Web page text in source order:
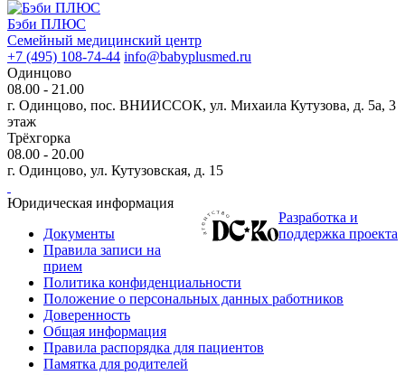
Бэби ПЛЮС
Семейный медицинский центр
+7 (495) 108-74-44 info@babyplusmed.ru
Одинцово
08.00 - 21.00
г. Одинцово, пос. ВНИИССОК, ул. Михаила Кутузова, д. 5а, 3
этаж
Трёхгорка
08.00 - 20.00
г. Одинцово, ул. Кутузовская, д. 15
Разработка и
поддержка проекта
Юридическая информация
Документы
Правила записи на
прием
Политика конфиденциальности
Положение о персональных данных работников
Доверенность
Общая информация
Правила распорядка для пациентов
Памятка для родителей